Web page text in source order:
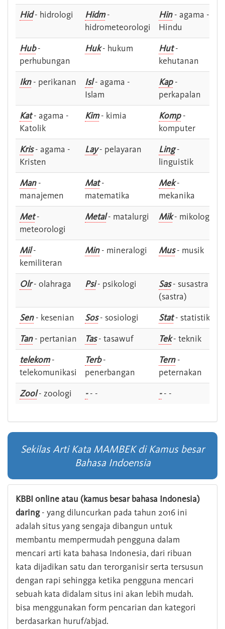
Hid- hidrologi Hidm-
hidrometeorologi
Hin- agama -
Hindu
Hub-
perhubungan
Huk- hukum Hut-
kehutanan
Ikn- perikanan Isl- agama -
Islam
Kap-
perkapalan
Kat- agama -
Katolik
Kim- kimia Komp-
komputer
Kris- agama -
Kristen
Lay- pelayaran Ling-
linguistik
Man-
manajemen
Mat-
matematika
Mek-
mekanika
Met-
meteorologi
Metal- matalurgi Mik- mikologi
Mil-
kemiliteran
Min- mineralogi Mus- musik
Olr- olahraga Psi- psikologi Sas- susastra -
(sastra)
Sen- kesenian Sos- sosiologi Stat- statistik
Tan- pertanian Tas- tasawuf Tek- teknik
telekom-
telekomunikasi
Terb-
penerbangan
Tern-
peternakan
Zool- zoologi -- - -- -
Sekilas Arti Kata MAMBEK di Kamus besar
Bahasa Indoensia
KBBI online atau (kamus besar bahasa Indonesia)
daring- yang diluncurkan pada tahun 2016 ini
adalah situs yang sengaja dibangun untuk
membantu mempermudah pengguna dalam
mencari arti kata bahasa Indonesia, dari ribuan
kata dijadikan satu dan terorganisir serta tersusun
dengan rapi sehingga ketika pengguna mencari
sebuah kata didalam situs ini akan lebih mudah.
bisa menggunakan form pencarian dan kategori
berdasarkan huruf/abjad.